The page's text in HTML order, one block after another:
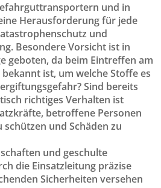
und in
Herausforderung für jede
und
Besondere Vorsicht ist in
geboten, da beim Eintreffen am
ist, um welche Stoffe es
Sind bereits
richtiges Verhalten ist
betroffene Personen
und Schäden zu
und geschulte
die Einsatzleitung präzise
Sicherheiten versehen